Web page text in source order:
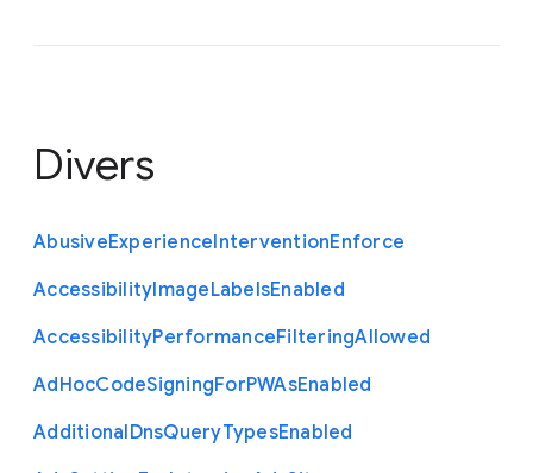
Divers
AbusiveExperienceInterventionEnforce
AccessibilityImageLabelsEnabled
AccessibilityPerformanceFilteringAllowed
AdHocCodeSigningForPWAsEnabled
AdditionalDnsQueryTypesEnabled